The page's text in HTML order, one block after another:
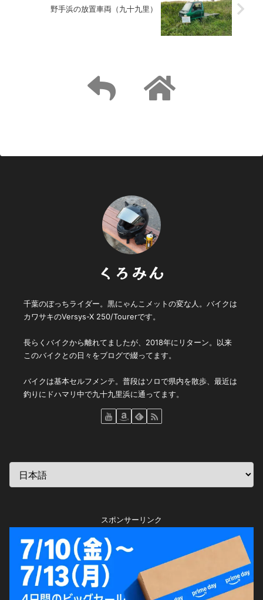
野手浜の放置車両（九十九里）
くろみん
千葉のぼっちライダー。黒にゃんこメットの変な人。バイクは
カワサキのVersys-X 250/Tourerです。
長らくバイクから離れてましたが、2018年にリターン。以来
このバイクとの日々をブログで綴ってます。
バイクは基本セルフメンテ。普段はソロで県内を散歩、最近は
釣りにドハマリ中で九十九里浜に通ってます。
スポンサーリンク